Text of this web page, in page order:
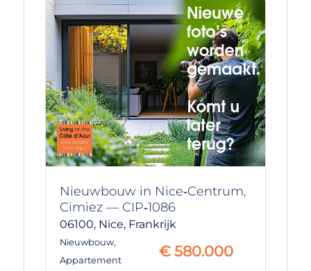
Nieuwbouw in Nice‑Centrum,
Cimiez — CIP‑1086
06100, Nice, Frankrijk
Nieuwbouw,
Appartement
€ 580.000